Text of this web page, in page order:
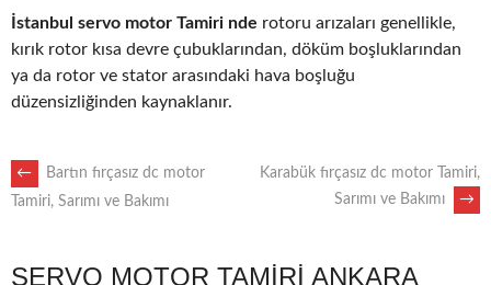
İstanbul servo motor Tamiri nde rotoru arızaları genellikle,
kırık rotor kısa devre çubuklarından, döküm boşluklarından
ya da rotor ve stator arasındaki hava boşluğu
düzensizliğinden kaynaklanır.
POST
←
Bartın fırçasız dc motor
Tamiri, Sarımı ve Bakımı
Karabük fırçasız dc motor Tamiri,
Sarımı ve Bakımı
→
SERVO MOTOR TAMIRI ANKARA